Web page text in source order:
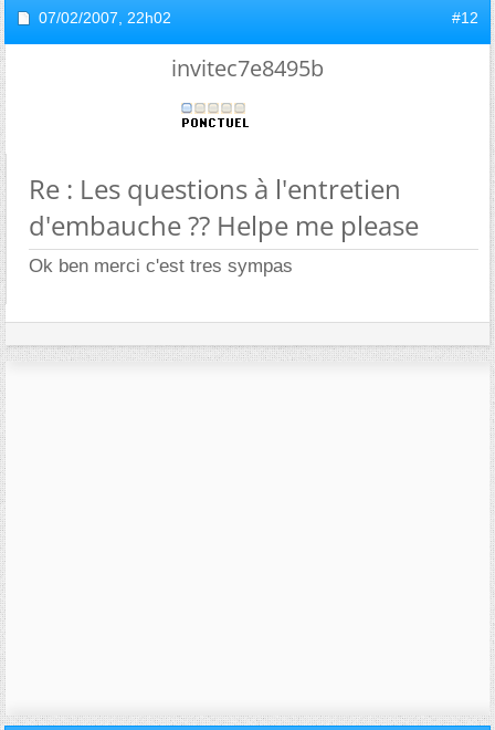
07/02/2007, 22h02 #12
invitec7e8495b
Re : Les questions à l'entretien
d'embauche ?? Helpe me please
Ok ben merci c'est tres sympas